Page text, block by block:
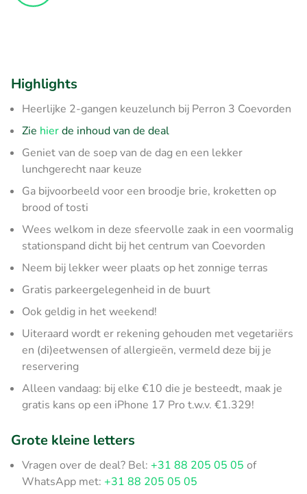
Highlights
Heerlijke 2-gangen keuzelunch bij Perron 3 Coevorden
Zie hierde inhoud van de deal
Geniet van de soep van de dag en een lekker
lunchgerecht naar keuze
Ga bijvoorbeeld voor een broodje brie, kroketten op
brood of tosti
Wees welkom in deze sfeervolle zaak in een voormalig
stationspand dicht bij het centrum van Coevorden
Neem bij lekker weer plaats op het zonnige terras
Gratis parkeergelegenheid in de buurt
Ook geldig in het weekend!
Uiteraard wordt er rekening gehouden met vegetariërs
en (di)eetwensen of allergieën, vermeld deze bij je
reservering
Alleen vandaag: bij elke €10 die je besteedt, maak je
gratis kans op een iPhone 17 Pro t.w.v. €1.329!
Grote kleine letters
Vragen over de deal? Bel: +31 88 205 05 05 of
WhatsApp met: +31 88 205 05 05